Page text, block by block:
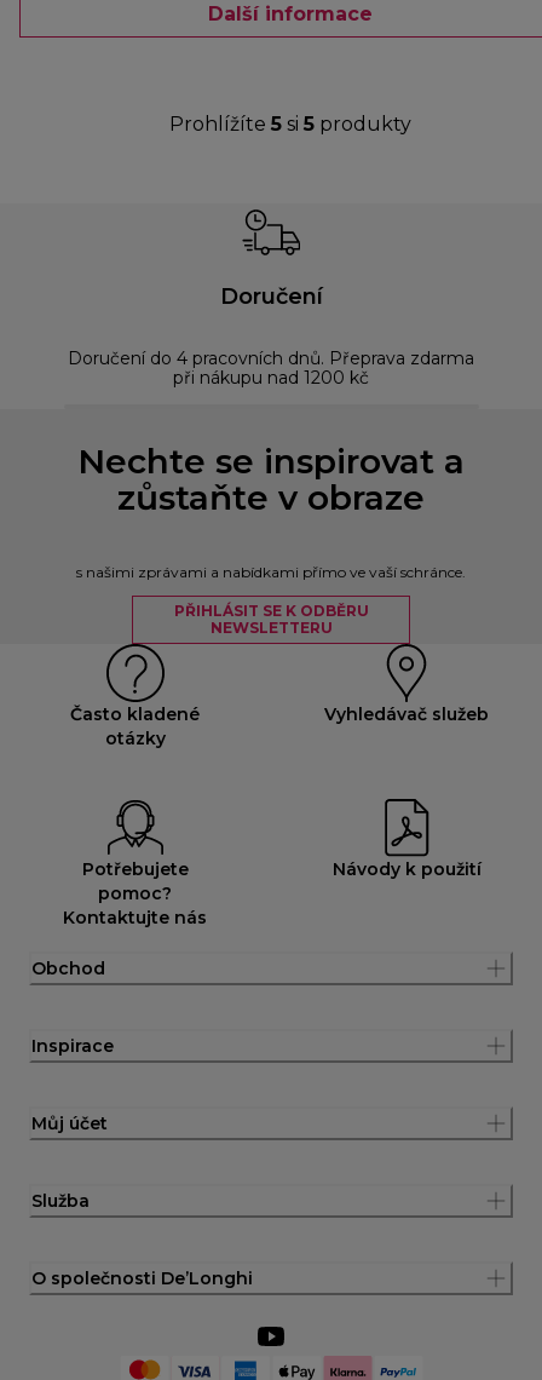
Další informace
Prohlížíte 5 si 5 produkty
Doručení
Doručení do 4 pracovních dnů. Přeprava zdarma
při nákupu nad 1200 kč
Nechte se inspirovat a
zůstaňte v obraze
s našimi zprávami a nabídkami přímo ve vaší schránce.
PŘIHLÁSIT SE K ODBĚRU
NEWSLETTERU
Často kladené
otázky
Vyhledávač služeb
Potřebujete
pomoc?
Kontaktujte nás
Návody k použití
Obchod
Inspirace
Můj účet
Služba
O společnosti De’Longhi